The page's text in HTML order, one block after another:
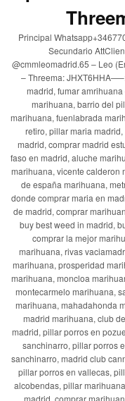
Principal
Secundario
@cmmleomadrid.65 – Leo
– Threema:
madrid, fumar
marihuana, barrio del
marihuana, fuenlabrada
retiro, pillar maria
madrid, comprar madrid
faso en madrid, aluche
marihuana, vicente calderon
de españa marihuana,
donde comprar maria en
de madrid, comprar
buy best weed in madrid,
comprar la mejor
marihuana, rivas
marihuana, prosperidad
marihuana, moncloa
montecarmelo marihuana,
marihuana, mahadahonda
madrid marihuana, club
madrid, pillar porros en
sanchinarro, pillar porros
sanchinarro, madrid club
pillar porros en vallecas,
alcobendas, pillar